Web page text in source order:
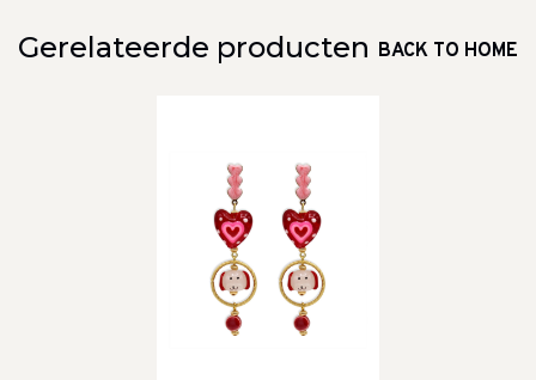
Gerelateerde producten BACK TO HOME